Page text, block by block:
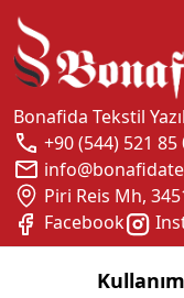
Bonafida Tekstil
+90 (544) 521
Piri Reis Mh,
Facebook